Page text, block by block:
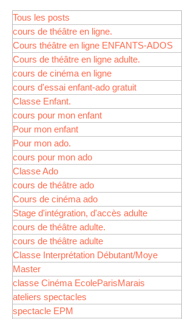
Tous les posts
cours de théâtre en ligne.
Cours théâtre en ligne ENFANTS-ADOS
Cours de théâtre en ligne adulte.
cours de cinéma en ligne
cours d'essai enfant-ado gratuit
Classe Enfant.
cours pour mon enfant
Pour mon enfant
Pour mon ado.
cours pour mon ado
Classe Ado
cours de théâtre ado
Cours de cinéma ado
Stage d'intégration, d'accès adulte
cours de théâtre adulte.
cours de théâtre adulte
Classe Interprétation Débutant/Moye
Master
classe Cinéma EcoleParisMarais
ateliers spectacles
spectacle EPM